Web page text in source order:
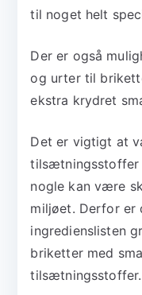
til noget helt
Der er også
og urter til
ekstra krydret
Det er vigtigt at
tilsætningsstoffer
nogle kan være
miljøet. Derfor
ingredienslisten
briketter med
tilsætningsstoffer.